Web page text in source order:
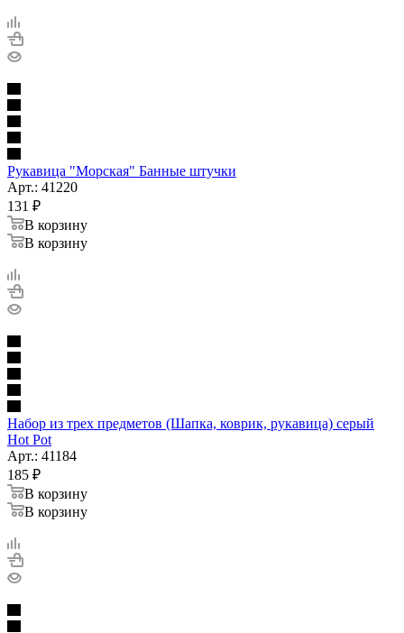
Рукавица "Морская" Банные штучки
Арт.: 41220
131 ₽
В корзину
В корзину
Набор из трех предметов (Шапка, коврик, рукавица) серый
Hot Pot
Арт.: 41184
185 ₽
В корзину
В корзину